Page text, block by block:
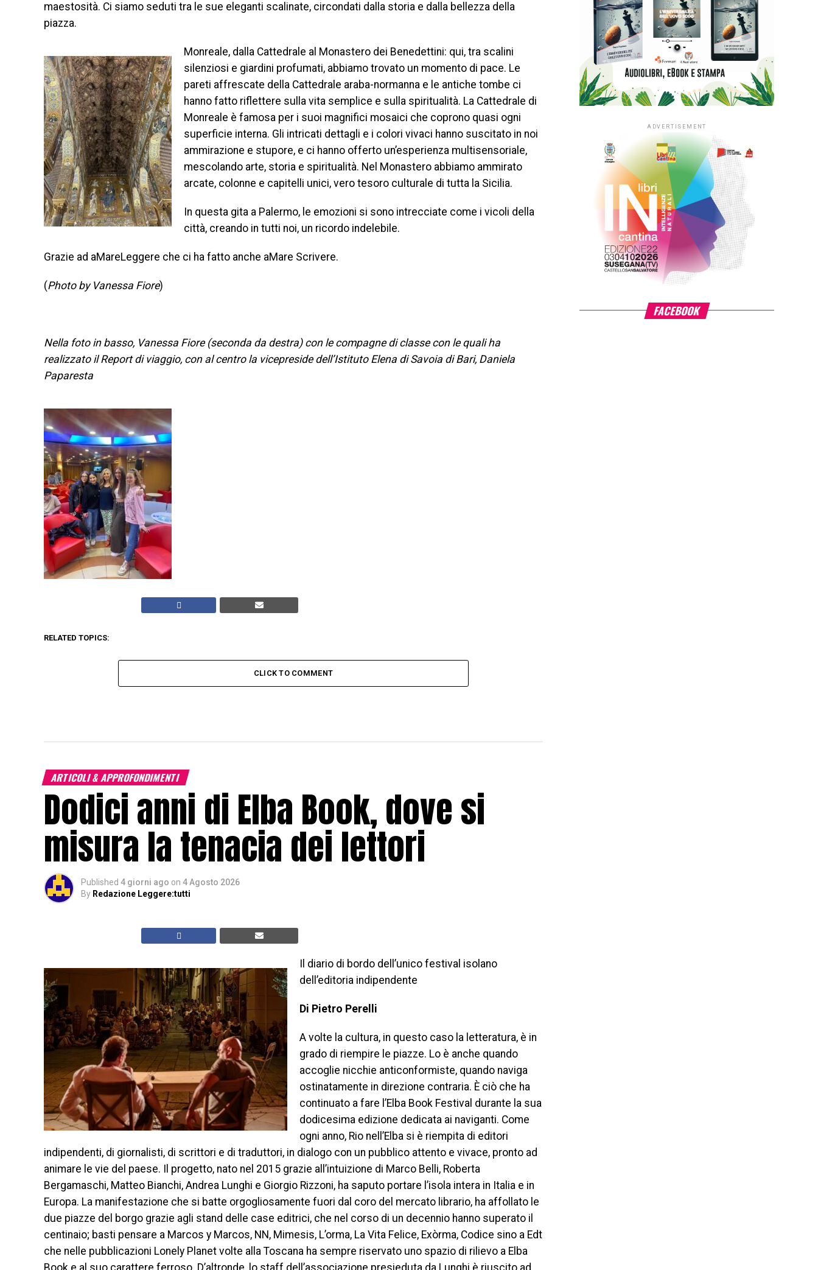
maestosità. Ci siamo seduti tra le sue eleganti scalinate, circondati dalla storia e dalla bellezza della
piazza.
Monreale, dalla Cattedrale al Monastero dei Benedettini: qui, tra scalini
silenziosi e giardini profumati, abbiamo trovato un momento di pace. Le
pareti affrescate della Cattedrale araba-normanna e le antiche tombe ci
hanno fatto riflettere sulla vita semplice e sulla spiritualità. La Cattedrale di
Monreale è famosa per i suoi magnifici mosaici che coprono quasi ogni
superficie interna. Gli intricati dettagli e i colori vivaci hanno suscitato in noi
ammirazione e stupore, e ci hanno offerto un’esperienza multisensoriale,
mescolando arte, storia e spiritualità. Nel Monastero abbiamo ammirato
arcate, colonne e capitelli unici, vero tesoro culturale di tutta la Sicilia.
In questa gita a Palermo, le emozioni si sono intrecciate come i vicoli della
città, creando in tutti noi, un ricordo indelebile.
Grazie ad aMareLeggere che ci ha fatto anche aMare Scrivere.
(Photo by Vanessa Fiore)
Nella foto in basso, Vanessa Fiore (seconda da destra) con le compagne di classe con le quali ha
realizzato il Report di viaggio, con al centro la vicepreside dell’Istituto Elena di Savoia di Bari, Daniela
Paparesta
RELATED TOPICS:
CLICK TO COMMENT
ARTICOLI & APPROFONDIMENTI
Dodici anni di Elba Book, dove si
misura la tenacia dei lettori
Published 4 giorni ago on 4 Agosto 2026
By Redazione Leggere:tutti
Il diario di bordo dell’unico festival isolano
dell’editoria indipendente
Di Pietro Perelli
A volte la cultura, in questo caso la letteratura, è in
grado di riempire le piazze. Lo è anche quando
accoglie nicchie anticonformiste, quando naviga
ostinatamente in direzione contraria. È ciò che ha
continuato a fare l’Elba Book Festival durante la sua
dodicesima edizione dedicata ai naviganti. Come
ogni anno, Rio nell’Elba si è riempita di editori
indipendenti, di giornalisti, di scrittori e di traduttori, in dialogo con un pubblico attento e vivace, pronto ad
animare le vie del paese. Il progetto, nato nel 2015 grazie all’intuizione di Marco Belli, Roberta
Bergamaschi, Matteo Bianchi, Andrea Lunghi e Giorgio Rizzoni, ha saputo portare l’isola intera in Italia e in
Europa. La manifestazione che si batte orgogliosamente fuori dal coro del mercato librario, ha affollato le
due piazze del borgo grazie agli stand delle case editrici, che nel corso di un decennio hanno superato il
centinaio; basti pensare a Marcos y Marcos, NN, Mimesis, L’orma, La Vita Felice, Exòrma, Codice sino a Edt
che nelle pubblicazioni Lonely Planet volte alla Toscana ha sempre riservato uno spazio di rilievo a Elba
Book e al suo carattere ferroso. D’altronde, lo staff dell’associazione presieduta da Lunghi è riuscito ad
ADVERTISEMENT
FACEBOOK